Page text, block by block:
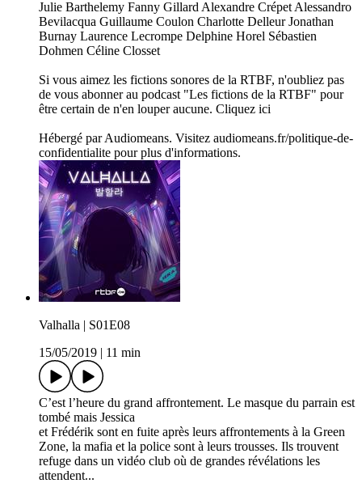
Julie Barthelemy Fanny Gillard Alexandre Crépet Alessandro
Bevilacqua Guillaume Coulon Charlotte Delleur Jonathan
Burnay Laurence Lecrompe Delphine Horel Sébastien
Dohmen Céline Closset
Si vous aimez les fictions sonores de la RTBF, n'oubliez pas
de vous abonner au podcast "Les fictions de la RTBF" pour
être certain de n'en louper aucune. Cliquez ici
Hébergé par Audiomeans. Visitez audiomeans.fr/politique-de-
confidentialite pour plus d'informations.
Valhalla | S01E08
15/05/2019 | 11 min
C’est l’heure du grand affrontement. Le masque du parrain est
tombé mais Jessica
et Frédérik sont en fuite après leurs affrontements à la Green
Zone, la mafia et la police sont à leurs trousses. Ils trouvent
refuge dans un vidéo club où de grandes révélations les
attendent...